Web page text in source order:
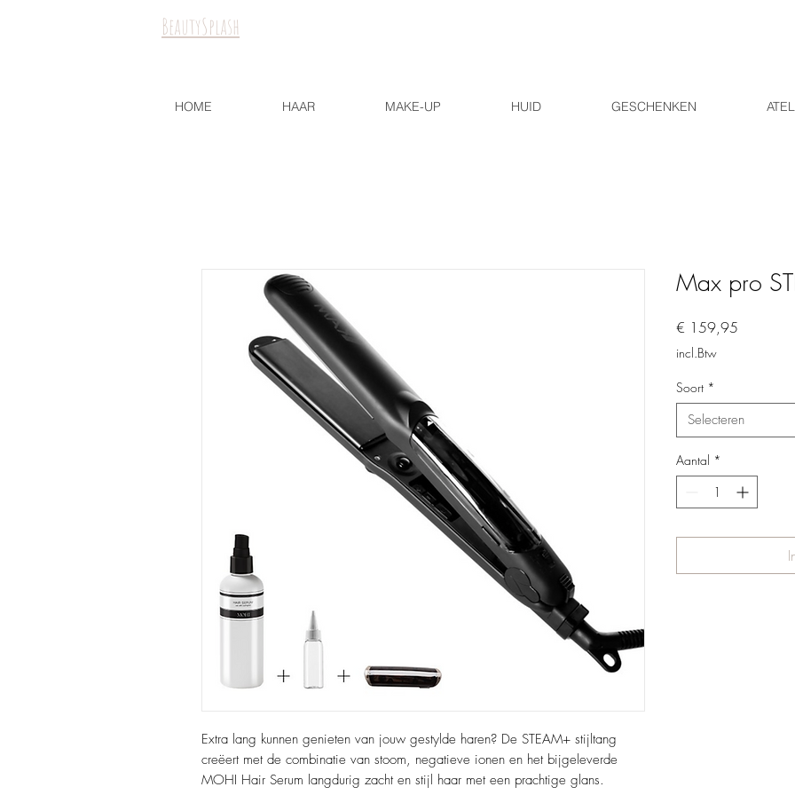
BeautySplash
HOME HAAR MAKE-UP HUID GESCHENKEN
Extra lang kunnen genieten van jouw gestylde haren? De STEAM+ stijltang
creëert met de combinatie van stoom, negatieve ionen en het bijgeleverde
MOHI Hair Serum langdurig zacht en stijl haar met een prachtige glans.
Max pro
€ 159,95
incl.Btw
Soort *
Selecteren
Aantal *